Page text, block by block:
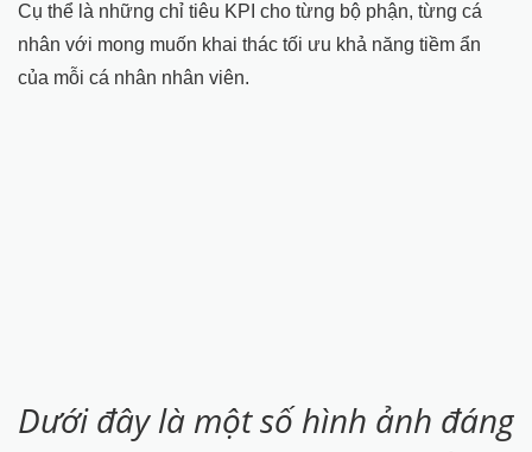
Cụ thể là những chỉ tiêu KPI cho từng bộ phận, từng cá
nhân với mong muốn khai thác tối ưu khả năng tiềm ẩn
của mỗi cá nhân nhân viên.
Dưới đây là một số hình ảnh đáng